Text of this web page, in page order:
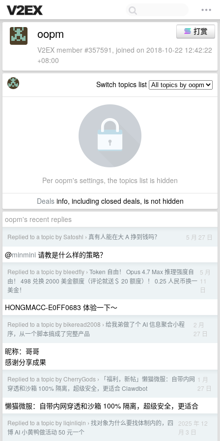
打赏
oopm
V2EX member #357591, joined on 2018-10-22 12:42:22
+08:00
Switch topics list
Per oopm's settings, the topics list is hidden
Dealsinfo, including closed deals, is not hidden
oopm's recent replies
Replied to a topic by Satoshl › 真有人能在大 A 挣到钱吗？ 5 月 27 日
@minmini 请教是什么样的策略？
Replied to a topic by bleedfly › Token 自由！ Opus 4.7 Max 推理强度自
由！ 498 兑换 2000 美金额度（评论就送＄ 20 额度）！ 0.25 人民币换一
美金！
5 月
11
日
HONGMACC-E0FF0683 体验一下～
Replied to a topic by bikeread2008 › 给我弟做了个 AI 信息聚合小程
序，从一个脚本搞成了完整产品
2 月
27 日
昵称：哥哥
感谢分享成果
Replied to a topic by CherryGods ›
「福利，新帖」懒猫微服：自带内网
穿透和沙箱 100% 隔离，超级安全，更适合 Clawdbot
1 月
27 日
懒猫微服：自带内网穿透和沙箱 100% 隔离，超级安全，更适合
Replied to a topic by liqinliqin › 找对象为什么要找体制内的，四
博 AI 小黄鸭做活动 50 元一个
2025 年 12
月 3 日